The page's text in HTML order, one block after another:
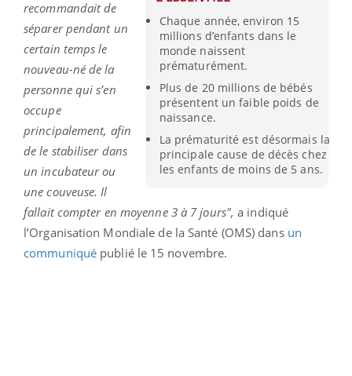
Chaque année, environ 15
millions d’enfants dans le
monde naissent
prématurément.
Plus de 20 millions de bébés
présentent un faible poids de
naissance.
La prématurité est désormais la
principale cause de décès chez
les enfants de moins de 5 ans.
recommandait de
séparer pendant un
certain temps le
nouveau-né de la
personne qui s’en
occupe
principalement, afin
de le stabiliser dans
un incubateur ou
une couveuse. Il
fallait compter en moyenne 3 à 7 jours", a indiqué
l’Organisation Mondiale de la Santé (OMS) dans un
communiqué publié le 15 novembre.